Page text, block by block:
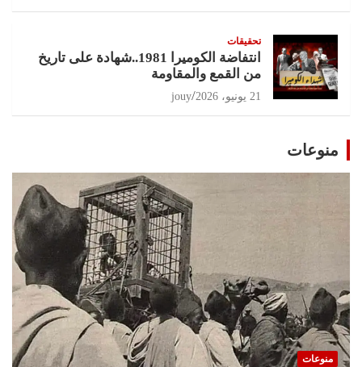
تحقيقات
انتفاضة الكوميرا 1981..شهادة على تاريخ
من القمع والمقاومة
21 يونيو، 2026 jouy
منوعات
منوعات